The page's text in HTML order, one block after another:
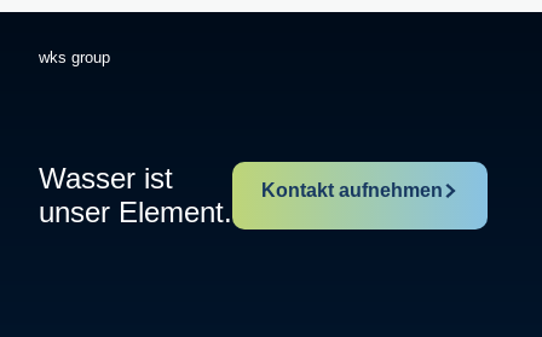
wks group
Wasser ist
unser Element.
Kontakt aufnehmen